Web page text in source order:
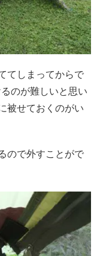
てしまってからで
のが難しいと思い
被せておくのがい
ので外すことがで